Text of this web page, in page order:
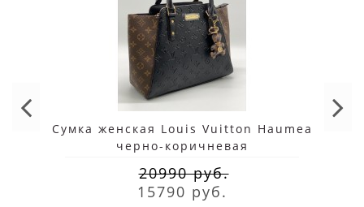
Сумка женская Louis Vuitton Haumea
черно-коричневая
20990 руб.
15790 руб.